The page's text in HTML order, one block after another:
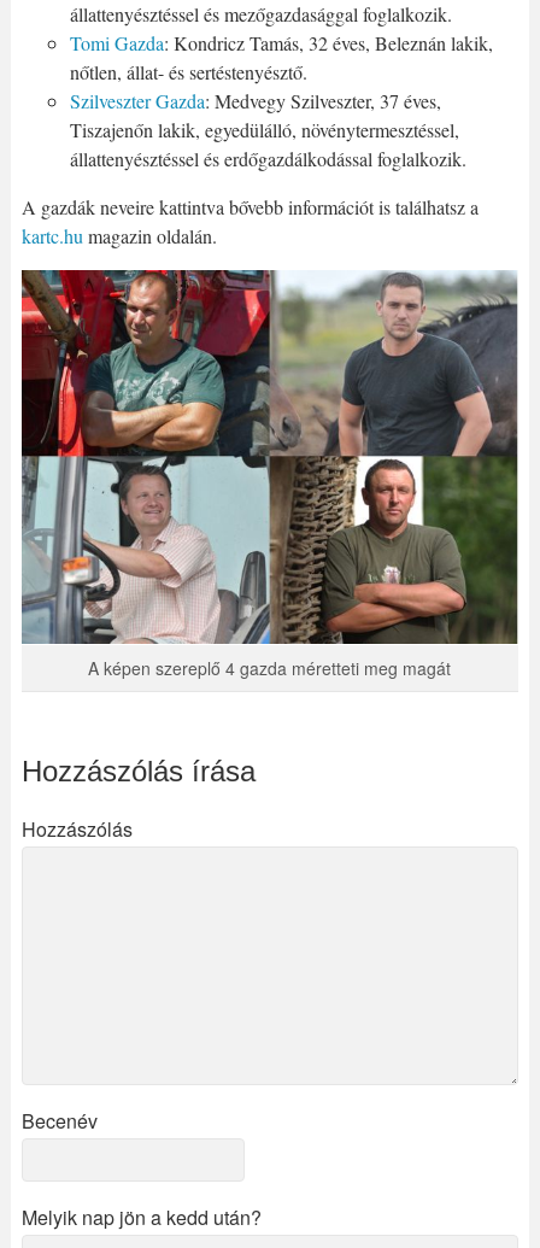
állattenyésztéssel és mezőgazdasággal foglalkozik.
Tomi Gazda: Kondricz Tamás, 32 éves, Beleznán lakik,
nőtlen, állat- és sertéstenyésztő.
Szilveszter Gazda: Medvegy Szilveszter, 37 éves,
Tiszajenőn lakik, egyedülálló, növénytermesztéssel,
állattenyésztéssel és erdőgazdálkodással foglalkozik.
A gazdák neveire kattintva bővebb információt is találhatsz a
kartc.humagazin oldalán.
A képen szereplő 4 gazda méretteti meg magát
Hozzászólás írása
Hozzászólás
Becenév
Melyik nap jön a kedd után?